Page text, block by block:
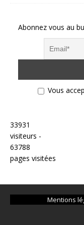
Abonnez vous au
Vous
33931
visiteurs -
63788
pages visitées
Mentions